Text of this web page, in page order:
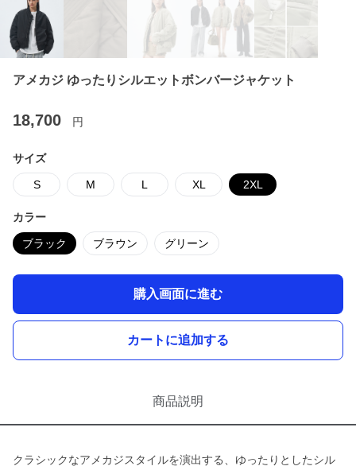
アメカジ ゆったりシルエットボンバージャケット
18,700 円
サイズ
S M L XL 2XL
カラー
ブラック ブラウン グリーン
購入画面に進む
カートに追加する
商品説明
クラシックなアメカジスタイルを演出する、ゆったりとしたシル